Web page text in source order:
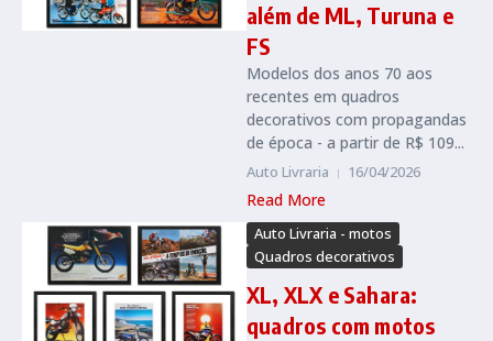
além de ML, Turuna e
FS
Modelos dos anos 70 aos
recentes em quadros
decorativos com propagandas
de época - a partir de R$ 109...
Auto Livraria 16/04/2026
Read More
Auto Livraria - motos
Quadros decorativos
XL, XLX e Sahara:
quadros com motos